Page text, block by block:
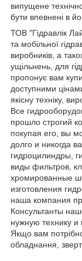
випущене
бути впевнені в
ТОВ "Гідравлік
та мобільної
виробників, а
ущільнень, для
пропонує вам
доступними
якісну техніку,
Все
прошло строгий
покупая его, вы
долго и никогда
гидроцилиндры,
виды фильтров,
хромированные
изготовления
наша компания
Консультанты
нужную технику и
Якщо вам
обладнання,